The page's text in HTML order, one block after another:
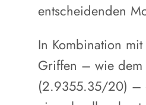
entscheidenden
In Kombination
Griffen – wie dem
(2.9355.35/20) –